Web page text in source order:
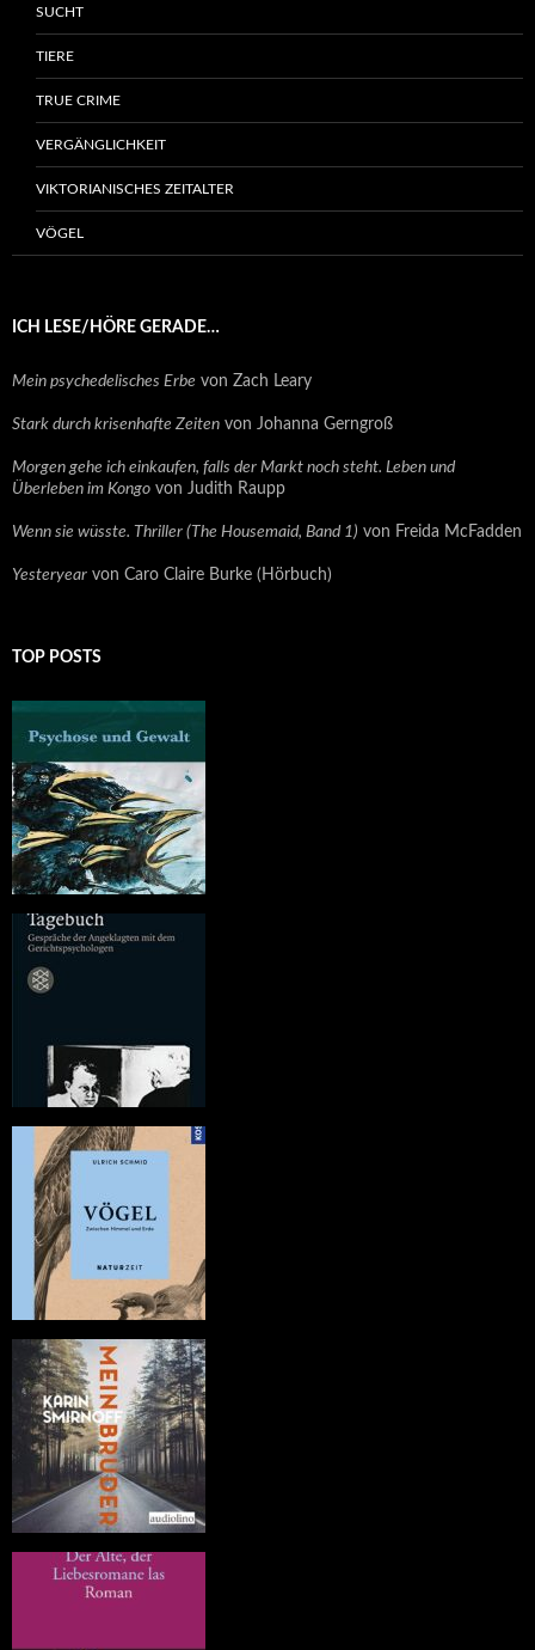
SUCHT
TIERE
TRUE CRIME
VERGÄNGLICHKEIT
VIKTORIANISCHES ZEITALTER
VÖGEL
ICH LESE/HÖRE GERADE…
Mein psychedelisches Erbe von Zach Leary
Stark durch krisenhafte Zeiten von Johanna Gerngroß
Morgen gehe ich einkaufen, falls der Markt noch steht. Leben und
Überleben im Kongo von Judith Raupp
Wenn sie wüsste. Thriller (The Housemaid, Band 1) von Freida McFadden
Yesteryear von Caro Claire Burke (Hörbuch)
TOP POSTS